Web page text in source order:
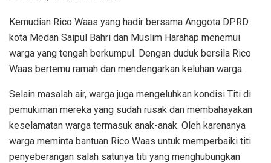
Kemudian Rico Waas yang hadir bersama Anggota DPRD
kota Medan Saipul Bahri dan Muslim Harahap menemui
warga yang tengah berkumpul. Dengan duduk bersila Rico
Waas bertemu ramah dan mendengarkan keluhan warga.
Selain masalah air, warga juga mengeluhkan kondisi Titi di
pemukiman mereka yang sudah rusak dan membahayakan
keselamatan warga termasuk anak-anak. Oleh karenanya
warga meminta bantuan Rico Waas untuk memperbaiki titi
penyeberangan salah satunya titi yang menghubungkan